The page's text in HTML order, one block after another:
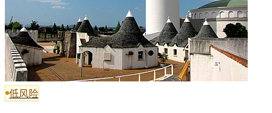
低风险